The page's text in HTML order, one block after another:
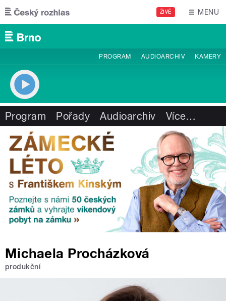
Přejít k hlavnímu obsahu
ŽIVĚ MENU
PROGRAM AUDIOARCHIV KAMERY
Program Pořady Audioarchiv Více…
Michaela Procházková
produkční